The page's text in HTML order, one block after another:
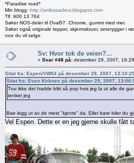
*Paradise road*
Min blogg: http://ambasadeur.blogspot.com
Tlf. 900 13 764
Søker NOS-deler til Oval57. Chrome, gummi med mer.
Søker også originale tepper, skjermskruer, seterygger i
noe du vil selge.
Sv: Hvor tok de veien?...
« Svar #48 på: desember 29, 2007,
Sitat fra: Espen/VW54 på desember 29, 2007,
Sitat fra: Even Kirknes på desember 29, 2007,
Trur ikke det hadde blitt så pop hvis jeg la ut alle de
tenker jeg
Bae legg ut av de mest "kjente" da. Eller bare biler du
Vel Espen. Dette er en jeg gjerne skulle fått